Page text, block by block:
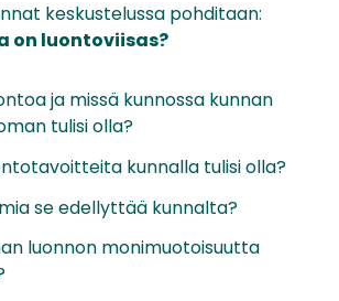
keskustelussa pohditaan:
on luontoviisas?
ja missä kunnossa kunnan
tulisi olla?
kunnalla tulisi olla?
se edellyttää kunnalta?
luonnon monimuotoisuutta